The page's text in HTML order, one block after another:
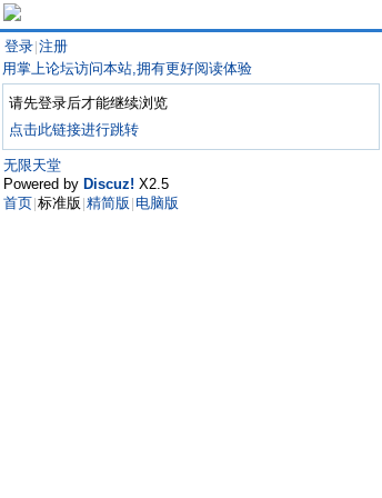
登录 注册
用掌上论坛访问本站,拥有更好阅读体验
请先登录后才能继续浏览
点击此链接进行跳转
无限天堂
Powered by Discuz! X2.5
首页 标准版 精简版 电脑版